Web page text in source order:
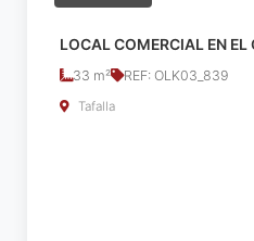
LOCAL COMERCIAL EN EL
33 m² REF: OLK03_839
Tafalla